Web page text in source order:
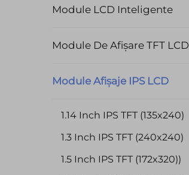
Module LCD Inteligente
Module De Afișare TFT LCD
Module Afișaje IPS LCD
1.14 Inch IPS TFT (135x240)
1.3 Inch IPS TFT (240x240)
1.5 Inch IPS TFT (172x320))